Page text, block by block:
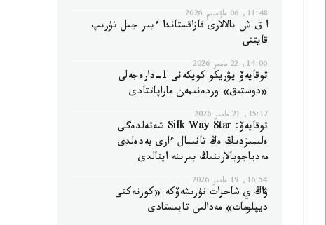
11:48, 06 ماۋسىم 2026
ا ق ش بالالارى قازاقستاندا ءبىر جىل تۇرىپ
قايتتى
14:06, 22 مامىر 2026
توقايەۆ يۋريكو كويكەنى 1-دارەجەلى
«دوستىق» وردەنىمەن ماراپاتتادى
15:12, 21 مامىر 2026
توقايەۆ: Silk Way Star شەتەلدەگى
ەلىمىزدىڭ ەڭ تانىمال ءارى بەدەلدى
مەدياجوبالارىنىڭ بىرىنە اينالدى
16:54, 19 مامىر 2026
ۋاڭ ي شاحرات نۇرىشەۆكە «كورنەكتى
ديپلومات» مەدالىن تابىستادى